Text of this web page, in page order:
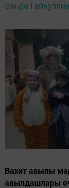
Зөһрә
Вахит авылы
авылдашлары